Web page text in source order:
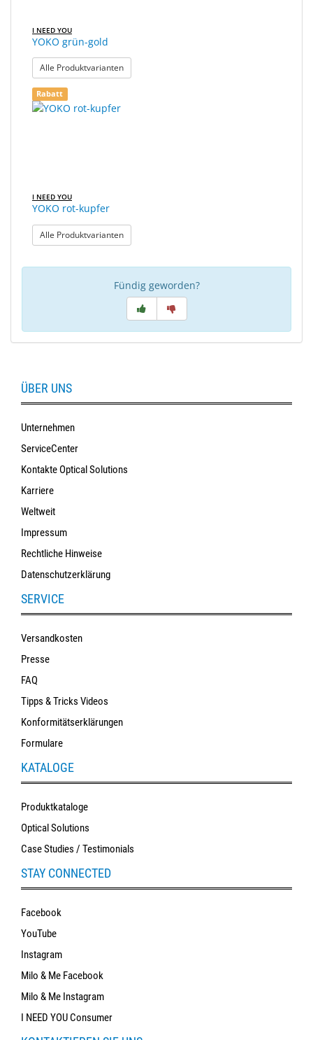
I NEED YOU
YOKO grün-gold
Alle Produktvarianten: YOKO grün-gold
Rabatt
I NEED YOU
YOKO rot-kupfer
Alle Produktvarianten: YOKO rot-kupfer
Fündig geworden?
ÜBER UNS
Unternehmen
ServiceCenter
Kontakte Optical Solutions
Karriere
Weltweit
Impressum
Rechtliche Hinweise
Datenschutzerklärung
SERVICE
Versandkosten
Presse
FAQ
Tipps & Tricks Videos
Konformitätserklärungen
Formulare
KATALOGE
Produktkataloge
Optical Solutions
Case Studies / Testimonials
STAY CONNECTED
Facebook
YouTube
Instagram
Milo & Me Facebook
Milo & Me Instagram
I NEED YOU Consumer